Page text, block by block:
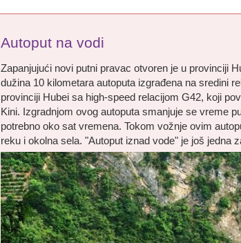
Autoput na vodi
Zapanjujući novi putni pravac otvoren je u provinciji
dužina 10 kilometara autoputa izgrađena na sredini
provinciji Hubei sa high-speed relacijom G42, koji
Kini. Izgradnjom ovog autoputa smanjuje se vreme
potrebno oko sat vremena. Tokom vožnje ovim
reku i okolna sela. "Autoput iznad vode" je još jedna